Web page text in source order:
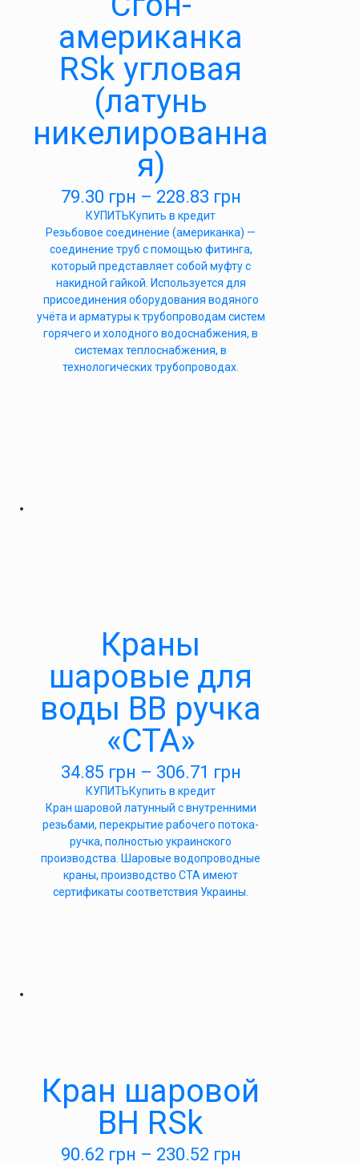
американка
RSk угловая
(латунь
никелированна
я)
79.30 грн – 228.83 грн
КУПИТЬКупить в кредит
Резьбовое соединение (американка) —
соединение труб с помощью фитинга,
который представляет собой муфту с
накидной гайкой. Используется для
присоединения оборудования водяного
учёта и арматуры к трубопроводам систем
горячего и холодного водоснабжения, в
системах теплоснабжения, в
технологических трубопроводах.
Краны
шаровые для
воды ВВ ручка
«СТА»
34.85 грн – 306.71 грн
КУПИТЬКупить в кредит
Кран шаровой латунный с внутренними
резьбами, перекрытие рабочего потока-
ручка, полностью украинского
производства. Шаровые водопроводные
краны, производство СТА имеют
сертификаты соответствия Украины.
Кран шаровой
ВН RSk
90.62 грн – 230.52 грн